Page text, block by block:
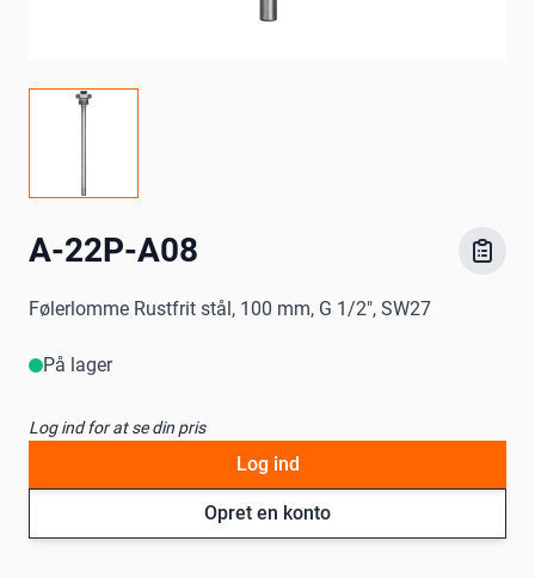
A-22P-A08
Følerlomme Rustfrit stål, 100 mm, G 1/2", SW27
På lager
Log ind for at se din pris
Opret en konto
Log ind